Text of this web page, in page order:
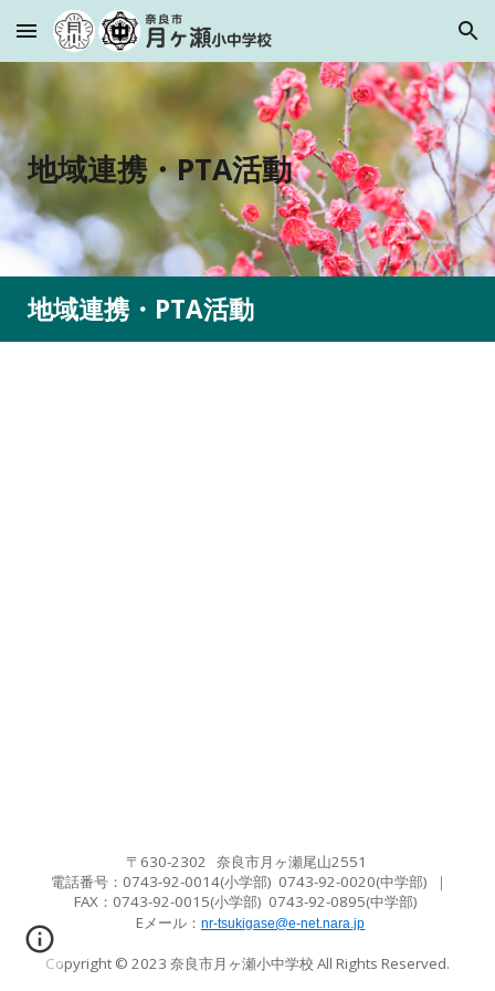
Skip to main content Skip to navigation
地域連携・PTA活動
地域連携・PTA活動
〒630-2302 奈良市月ヶ瀬尾山2551
電話番号：0743-92-0014(小学部) 0743-92-0020(中学部) ｜
FAX： 0743-92-0015(小学部) 0743-92-0895(中学部)
Eメール ： nr-tsukigase@e-net.nara.jp
Copyright © 2023 奈良市月ヶ瀬小中学校 All Rights Reserved.